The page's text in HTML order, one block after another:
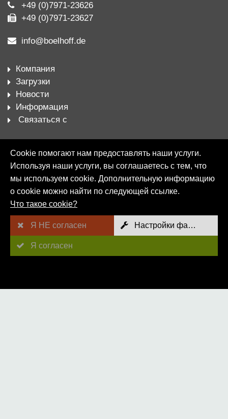
+49 (0)7971-23626
+49 (0)7971-23627
info@boelhoff.de
Компания
Загрузки
Новости
Информация
Связаться с
Винтовые фитинги
Шаровые краны
Шланги
Подразделения технического обслуживания
Далее
Следуйте за нами
Cookie помогают нам предоставлять наши услуги.
Используя наши услуги, вы соглашаетесь с тем, что
мы используем cookie. Дополнительную информацию
о cookie можно найти по следующей ссылке.
Что такое cookie?
Я НЕ согласен Настройки файлов cookie
Я согласен